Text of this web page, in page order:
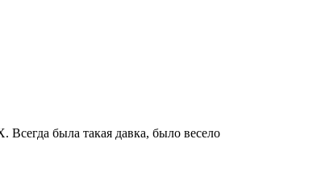
была такая давка, было весело